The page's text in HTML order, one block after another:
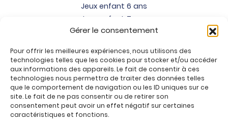
Gérer le consentement
Pour offrir les meilleures expériences, nous utilisons des
technologies telles que les cookies pour stocker et/ou accéder
aux informations des appareils. Le fait de consentir à ces
technologies nous permettra de traiter des données telles
que le comportement de navigation ou les ID uniques sur ce
site. Le fait de ne pas consentir ou de retirer son
consentement peut avoir un effet négatif sur certaines
caractéristiques et fonctions.
Jeux enfant 6 ans
Jeux enfant 7 ans
Jeux enfant 8 ans
Jeux enfant 10 ans
Jeux enfant 11 ans
Jeux enfant 12 ans
Tous nos produits
Promos jeux de loisirs créatifs